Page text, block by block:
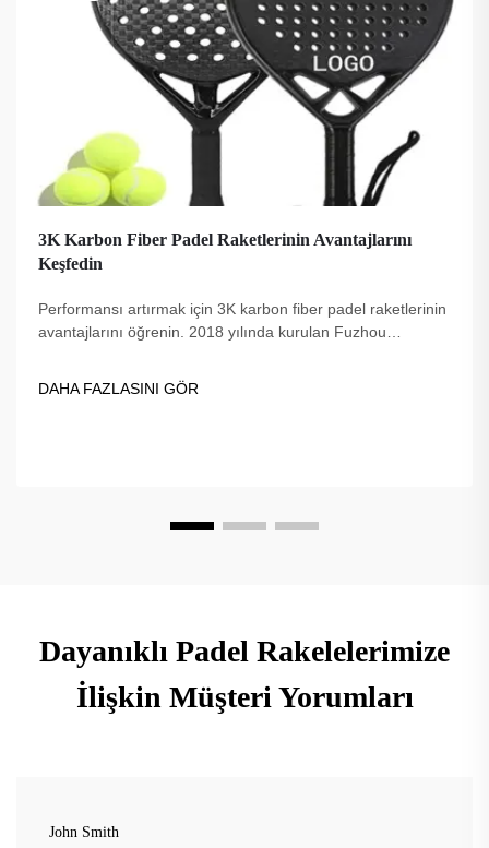
3K Karbon Fiber Padel Raketlerinin Avantajlarını
Keşfedin
Performansı artırmak için 3K karbon fiber padel raketlerinin
avantajlarını öğrenin. 2018 yılında kurulan Fuzhou
uyumlu seçenekler sunar.
DAHA FAZLASINI GÖR
Dayanıklı Padel Rakelelerimize
İlişkin Müşteri Yorumları
John Smith